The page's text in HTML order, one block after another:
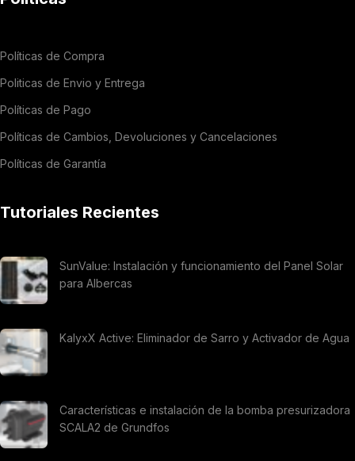
Políticas de Compra
Politicas de Envio y Entrega
Políticas de Pago
Políticas de Cambios, Devoluciones y Cancelaciones
Políticas de Garantía
Tutoriales Recientes
SunValue: Instalación y funcionamiento del Panel Solar
para Albercas
KalyxX Active: Eliminador de Sarro y Activador de Agua
Características e instalación de la bomba presurizadora
SCALA2 de Grundfos